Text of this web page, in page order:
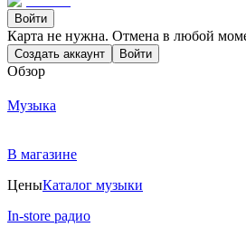
Войти
Карта не нужна. Отмена в любой
Создать аккаунт Войти
Обзор
Музыка
В магазине
ЦеныКаталог музыки
In-store радио